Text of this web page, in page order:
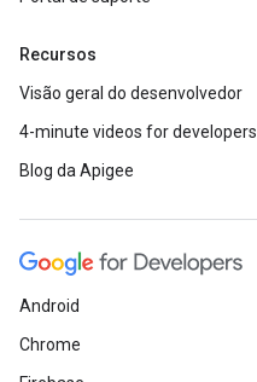
Recursos
Visão geral do desenvolvedor
4-minute videos for developers
Blog da Apigee
Android
Chrome